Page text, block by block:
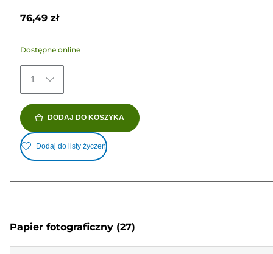
247
76,49 zł
Dostępne online
1
DODAJ DO KOSZYKA
Dodaj do listy życzeń
Papier fotograficzny (27)